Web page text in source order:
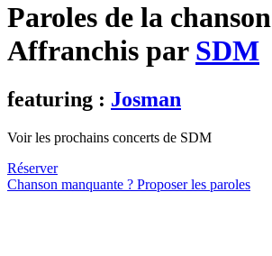
Paroles de la chanson
Affranchis par SDM
featuring : Josman
Voir les prochains concerts de SDM
Réserver
Chanson manquante ? Proposer les paroles